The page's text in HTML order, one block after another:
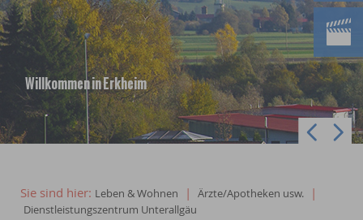
Willkommen in Erkheim
Sie sind hier: Leben & Wohnen |Ärzte/Apotheken usw. |
Dienstleistungszentrum Unterallgäu